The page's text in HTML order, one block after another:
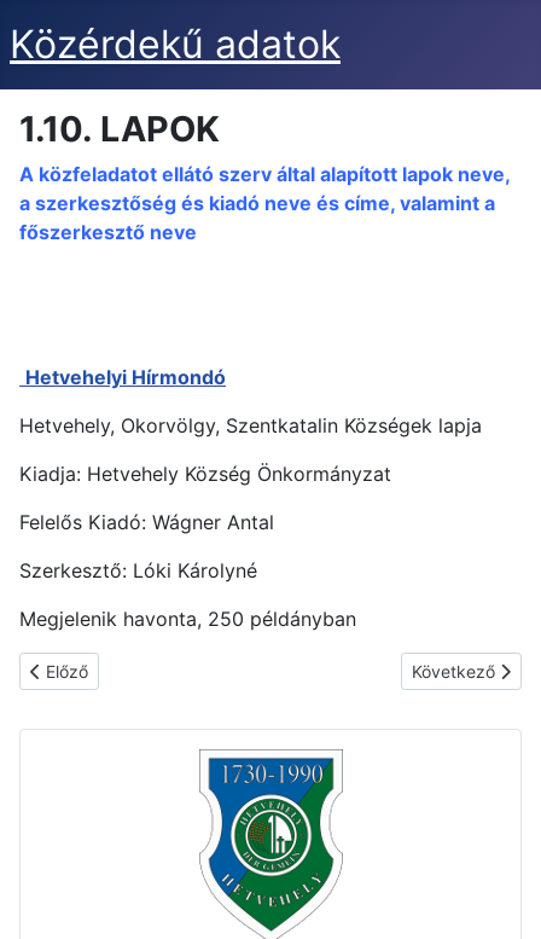
Közérdekű adatok
1.10. LAPOK
A közfeladatot ellátó szerv által alapított lapok neve,
a szerkesztőség és kiadó neve és címe, valamint a
főszerkesztő neve
Hetvehelyi Hírmondó
Hetvehely, Okorvölgy, Szentkatalin Községek lapja
Kiadja: Hetvehely Község Önkormányzat
Felelős Kiadó: Wágner Antal
Szerkesztő: Lóki Károlyné
Megjelenik havonta, 250 példányban
Előző cikk: 1.11. FELETTES SZERVEK
Előző Következő cikk:
Következő